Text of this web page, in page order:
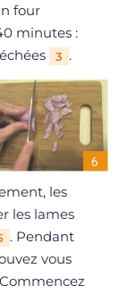
four
minutes :
3 .
les
les lames
. Pendant
vous